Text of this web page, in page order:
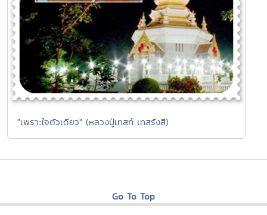
"เพราะใจตัวเดียว" (หลวงปู่เทสก์ เทสรังสี)
Go To Top